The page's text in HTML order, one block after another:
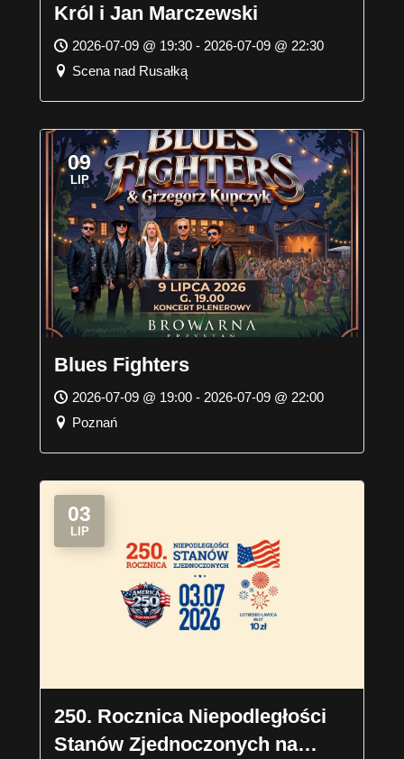
Król i Jan Marczewski
2026-07-09 @ 19:30 - 2026-07-09 @ 22:30
Scena nad Rusałką
09
LIP
Blues Fighters
2026-07-09 @ 19:00 - 2026-07-09 @ 22:00
Poznań
03
LIP
250. Rocznica Niepodległości
Stanów Zjednoczonych na